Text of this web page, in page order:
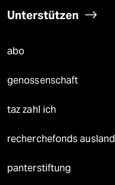
Unterstützen
abo
genossenschaft
taz zahl ich
recherchefonds ausland
panterstiftung